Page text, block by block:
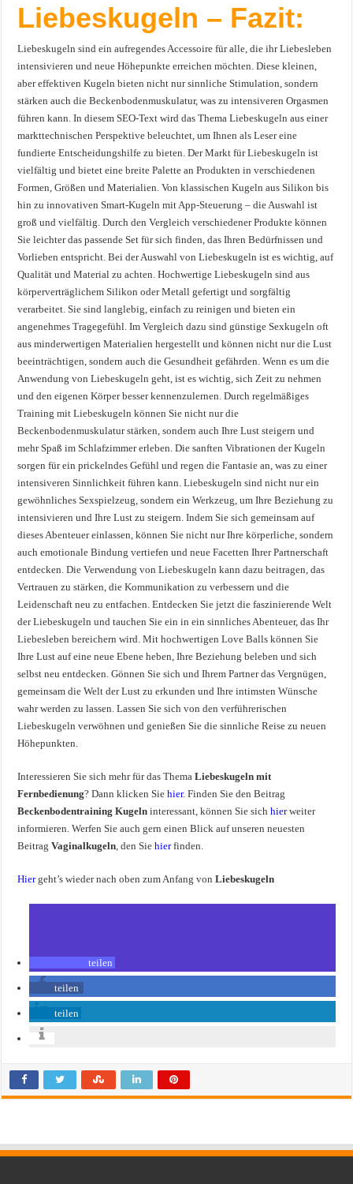
Liebeskugeln – Fazit:
Liebeskugeln sind ein aufregendes Accessoire für alle, die ihr Liebesleben
intensivieren und neue Höhepunkte erreichen möchten. Diese kleinen,
aber effektiven Kugeln bieten nicht nur sinnliche Stimulation, sondern
stärken auch die Beckenbodenmuskulatur, was zu intensiveren Orgasmen
führen kann. In diesem SEO-Text wird das Thema Liebeskugeln aus einer
markttechnischen Perspektive beleuchtet, um Ihnen als Leser eine
fundierte Entscheidungshilfe zu bieten. Der Markt für Liebeskugeln ist
vielfältig und bietet eine breite Palette an Produkten in verschiedenen
Formen, Größen und Materialien. Von klassischen Kugeln aus Silikon bis
hin zu innovativen Smart-Kugeln mit App-Steuerung – die Auswahl ist
groß und vielfältig. Durch den Vergleich verschiedener Produkte können
Sie leichter das passende Set für sich finden, das Ihren Bedürfnissen und
Vorlieben entspricht. Bei der Auswahl von Liebeskugeln ist es wichtig, auf
Qualität und Material zu achten. Hochwertige Liebeskugeln sind aus
körperverträglichem Silikon oder Metall gefertigt und sorgfältig
verarbeitet. Sie sind langlebig, einfach zu reinigen und bieten ein
angenehmes Tragegefühl. Im Vergleich dazu sind günstige Sexkugeln oft
aus minderwertigen Materialien hergestellt und können nicht nur die Lust
beeinträchtigen, sondern auch die Gesundheit gefährden. Wenn es um die
Anwendung von Liebeskugeln geht, ist es wichtig, sich Zeit zu nehmen
und den eigenen Körper besser kennenzulernen. Durch regelmäßiges
Training mit Liebeskugeln können Sie nicht nur die
Beckenbodenmuskulatur stärken, sondern auch Ihre Lust steigern und
mehr Spaß im Schlafzimmer erleben. Die sanften Vibrationen der Kugeln
sorgen für ein prickelndes Gefühl und regen die Fantasie an, was zu einer
intensiveren Sinnlichkeit führen kann. Liebeskugeln sind nicht nur ein
gewöhnliches Sexspielzeug, sondern ein Werkzeug, um Ihre Beziehung zu
intensivieren und Ihre Lust zu steigern. Indem Sie sich gemeinsam auf
dieses Abenteuer einlassen, können Sie nicht nur Ihre körperliche, sondern
auch emotionale Bindung vertiefen und neue Facetten Ihrer Partnerschaft
entdecken. Die Verwendung von Liebeskugeln kann dazu beitragen, das
Vertrauen zu stärken, die Kommunikation zu verbessern und die
Leidenschaft neu zu entfachen. Entdecken Sie jetzt die faszinierende Welt
der Liebeskugeln und tauchen Sie ein in ein sinnliches Abenteuer, das Ihr
Liebesleben bereichern wird. Mit hochwertigen Love Balls können Sie
Ihre Lust auf eine neue Ebene heben, Ihre Beziehung beleben und sich
selbst neu entdecken. Gönnen Sie sich und Ihrem Partner das Vergnügen,
gemeinsam die Welt der Lust zu erkunden und Ihre intimsten Wünsche
wahr werden zu lassen. Lassen Sie sich von den verführerischen
Liebeskugeln verwöhnen und genießen Sie die sinnliche Reise zu neuen
Höhepunkten.
Interessieren Sie sich mehr für das ThemaLiebeskugeln mit
Fernbedienung? Dann klicken Siehier. Finden Sie den Beitrag
Beckenbodentraining Kugeln interessant, können Sie sichhierweiter
informieren. Werfen Sie auch gern einen Blick auf unseren neuesten
BeitragVaginalkugeln , den Siehierfinden.
Hiergeht’s wieder nach oben zum Anfang vonLiebeskugeln
teilen
teilen
teilen